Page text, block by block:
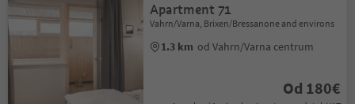
Apartment 71
Vahrn/Varna, Brixen/Bressanone and environs
1.3 km od Vahrn/Varna centrum
Od 180€